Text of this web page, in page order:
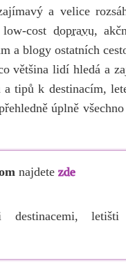
a velice
cost dopravu,
a blogy ostatních
většina lidí hledá a
tipů k destinacím,
úplně
najdete zde
destinacemi,